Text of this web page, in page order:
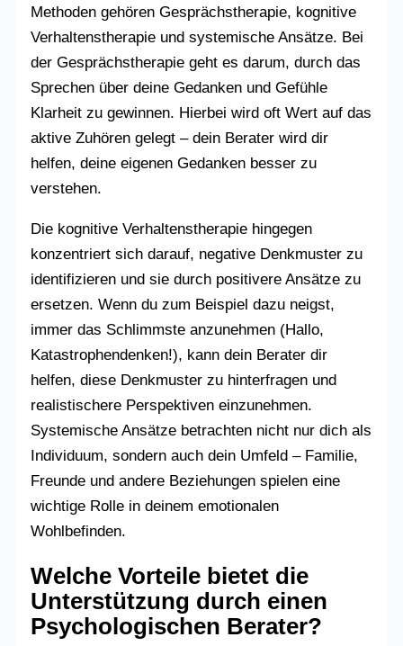
Methoden gehören Gesprächstherapie, kognitive
Verhaltenstherapie und systemische Ansätze. Bei
der Gesprächstherapie geht es darum, durch das
Sprechen über deine Gedanken und Gefühle
Klarheit zu gewinnen. Hierbei wird oft Wert auf das
aktive Zuhören gelegt – dein Berater wird dir
helfen, deine eigenen Gedanken besser zu
verstehen.
Die kognitive Verhaltenstherapie hingegen
konzentriert sich darauf, negative Denkmuster zu
identifizieren und sie durch positivere Ansätze zu
ersetzen. Wenn du zum Beispiel dazu neigst,
immer das Schlimmste anzunehmen (Hallo,
Katastrophendenken!), kann dein Berater dir
helfen, diese Denkmuster zu hinterfragen und
realistischere Perspektiven einzunehmen.
Systemische Ansätze betrachten nicht nur dich als
Individuum, sondern auch dein Umfeld – Familie,
Freunde und andere Beziehungen spielen eine
wichtige Rolle in deinem emotionalen
Wohlbefinden.
Welche Vorteile bietet die
Unterstützung durch einen
Psychologischen Berater?